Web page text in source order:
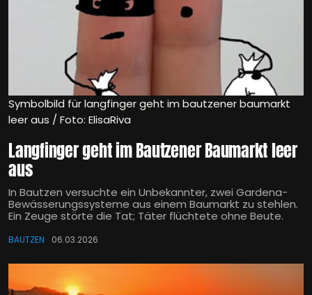
Symbolbild für langfinger geht im bautzener baumarkt
leer aus / Foto: ElisaRiva
Langfinger geht im Bautzener Baumarkt leer
aus
In Bautzen versuchte ein Unbekannter, zwei Gardena-
Bewässerungssysteme aus einem Baumarkt zu stehlen.
Ein Zeuge störte die Tat; Täter flüchtete ohne Beute.
BAUTZEN 06.03.2026